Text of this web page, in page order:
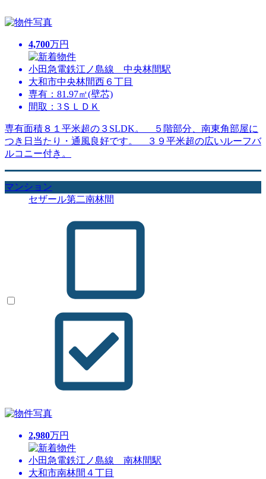
4,700万円
小田急電鉄江ノ島線 中央林間駅
大和市中央林間西６丁目
専有：81.97㎡(壁芯)
間取：3ＳＬＤＫ
専有面積８１平米超の３SLDK。 ５階部分、南東角部屋に
つき日当たり・通風良好です。 ３９平米超の広いルーフバ
ルコニー付き。
マンション
セザール第二南林間
2,980万円
小田急電鉄江ノ島線 南林間駅
大和市南林間４丁目